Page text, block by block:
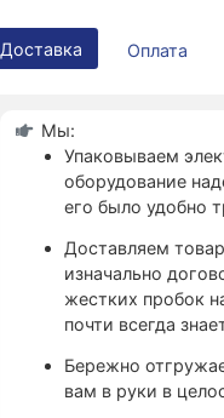
Доставка Оплата
Мы:
Упаковываем
оборудование
его было удобно
Доставляем
изначально
жестких пробок
почти всегда
Бережно
вам в руки в